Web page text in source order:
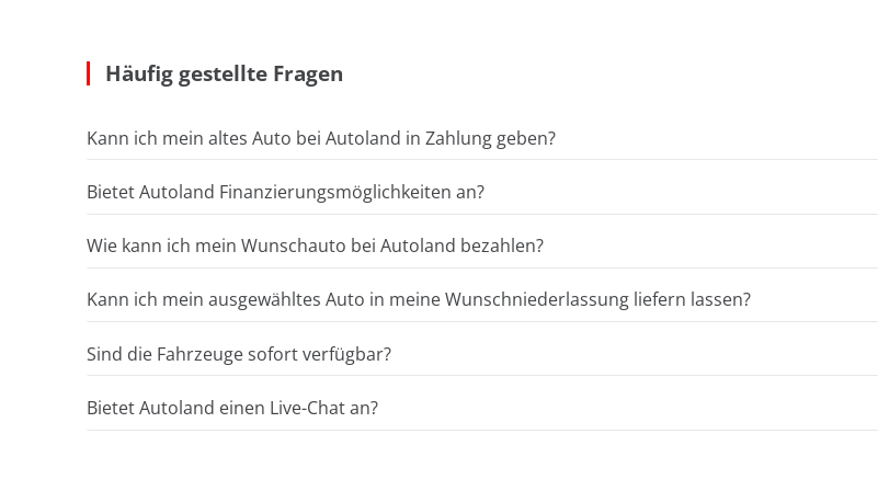
Häufig gestellte Fragen
Kann ich mein altes Auto bei Autoland in Zahlung geben?
Bietet Autoland Finanzierungsmöglichkeiten an?
Wie kann ich mein Wunschauto bei Autoland bezahlen?
Kann ich mein ausgewähltes Auto in meine Wunschniederlassung liefern lassen?
Sind die Fahrzeuge sofort verfügbar?
Bietet Autoland einen Live-Chat an?